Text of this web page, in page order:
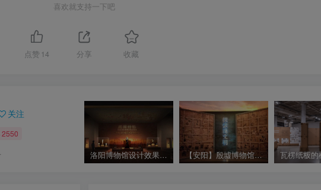
喜欢就支持一下吧
点赞 14 分享 收藏
关注
2550
洛阳博物馆设计效果图｜JPG｜147张｜381.23M 【安阳】殷墟博物馆现场实拍照片 以展品展墙为主｜460张｜JPG｜64.52M